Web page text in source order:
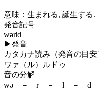
意味： 生まれる, 誕生する.
発音記号
wərld
▶発音
カタカナ読み（発音の目安
ワァ（ル）ルドゥ
音の分解
wə － r － l － d